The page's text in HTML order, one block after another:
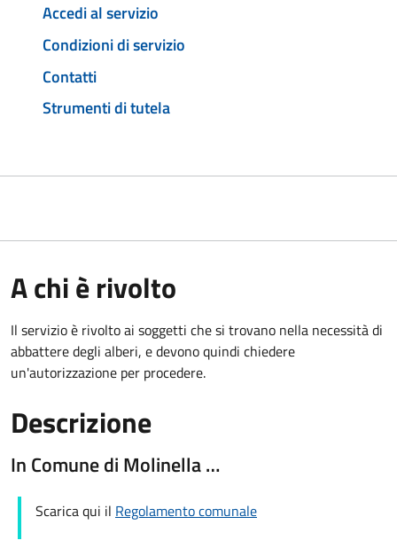
Accedi al servizio
Condizioni di servizio
Contatti
Strumenti di tutela
A chi è rivolto
Il servizio è rivolto ai soggetti che si trovano nella necessità di
abbattere degli alberi, e devono quindi chiedere
un'autorizzazione per procedere.
Descrizione
In Comune di Molinella …
Scarica qui il Regolamento comunale